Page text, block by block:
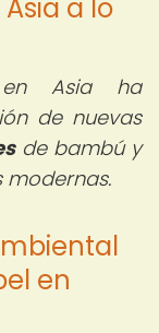
a lo
Asia ha
de nuevas
de bambú y
en